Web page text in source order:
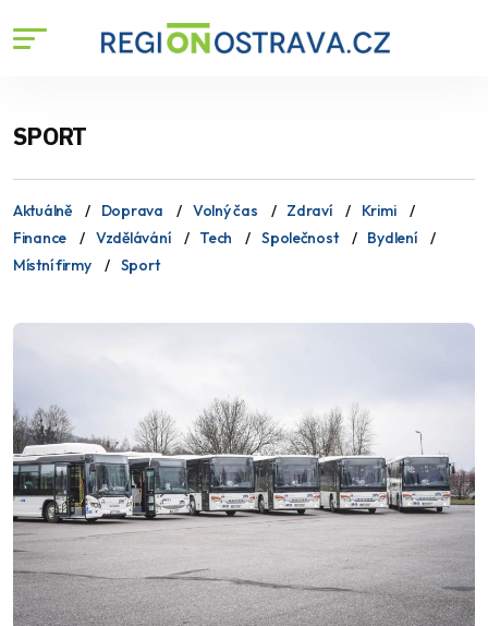
SPORT
Aktuálně Doprava Volný čas Zdraví
Krimi
Finance
Vzdělávání Tech Společnost
Bydlení
Místní firmy
Sport